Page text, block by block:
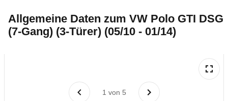
Technische Daten
Laufende Kosten
Allgemeine Daten zum VW Polo GTI DSG
(7-Gang) (3-Türer) (05/10 - 01/14)
1 von 5